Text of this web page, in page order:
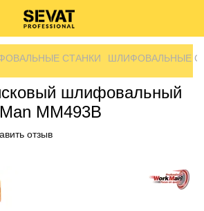
СТАНКИ ШЛИФОВАЛЬНЫЕ
шлифовальный
MM493B
отзыв